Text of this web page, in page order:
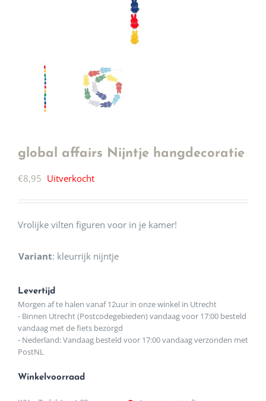
global affairs Nijntje hangdecoratie
€8,95 Uitverkocht
Vrolijke vilten figuren voor in je kamer!
Variant: kleurrijk nijntje
Levertijd
Morgen af te halen vanaf 12uur in onze winkel in Utrecht
- Binnen Utrecht (Postcodegebieden) vandaag voor 17:00 besteld
vandaag met de fiets bezorgd
- Nederland: Vandaag besteld voor 17:00 vandaag verzonden met
PostNL
Winkelvoorraad